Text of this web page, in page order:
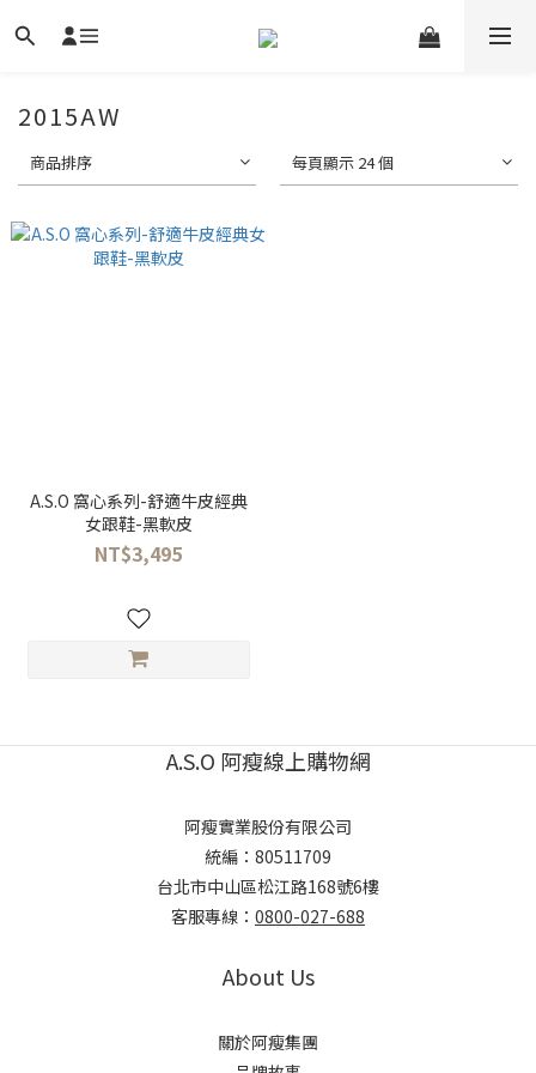
2015AW
商品排序 每頁顯示 24 個
A.S.O 窩心系列-舒適牛皮經典
女跟鞋-黑軟皮
NT$3,495
A.S.O 阿瘦線上購物網
阿瘦實業股份有限公司
統編：80511709
台北市中山區松江路168號6樓
客服專線： 0800-027-688
About Us
關於阿瘦集團